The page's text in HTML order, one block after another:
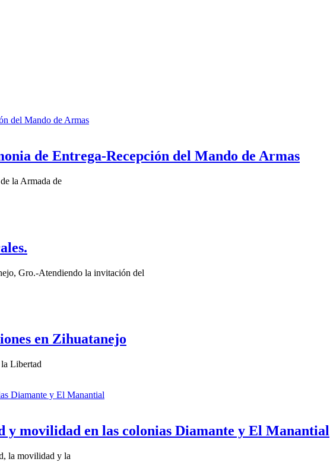
de Entrega-Recepción del Mando de Armas
la Armada de
Gro.-Atendiendo la invitación del
en Zihuatanejo
Libertad
movilidad en las colonias Diamante y El Manantial
la movilidad y la